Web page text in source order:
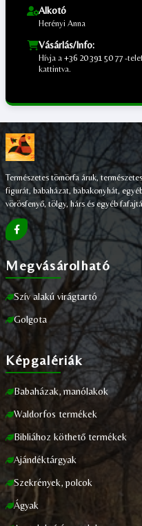
Alkotó
Herényi Anna
Vásárlás/Info:
Hívja a +36 20 391 50 77 -
kattintva.
Természetes tömörfa áruk,
figurát, babaházat, babakonyhát,
vörösfenyő, tölgy, hárs és egyéb
Megvásárolható
Szív alakú virágtartó
Golgota
Képgalériák
Babaházak, manólakok
Waldorfos termékek
Bibliához köthető termékek
Ajándéktárgyak
Szekrények, polcok
Ágyak